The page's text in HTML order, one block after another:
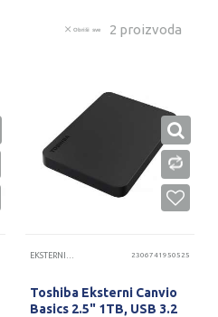
2 proizvoda
Obriši sve
EKSTERNI I HARD DISKOVI 2306741950525
Toshiba Eksterni Canvio
Basics 2.5" 1TB, USB 3.2